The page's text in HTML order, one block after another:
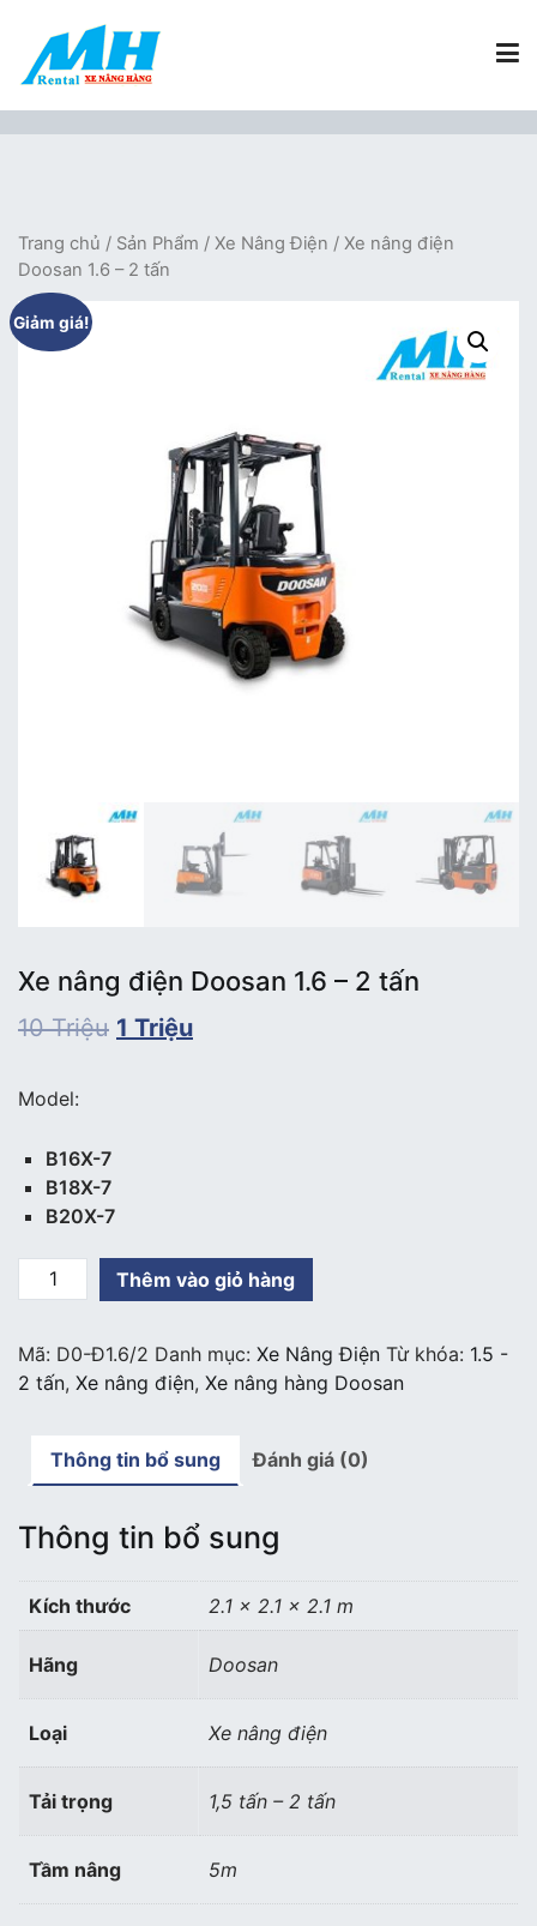
nội
Xe Nâng Hàng MH Rental
Trang chủ / Sản Phẩm / Xe Nâng Điện / Xe nâng điện
Doosan 1.6 – 2 tấn
Giảm giá!
Xe nâng điện Doosan 1.6 – 2 tấn
10Triệu 1 Triệu
Model:
B16X-7
B18X-7
B20X-7
nâng
Doosan
1.6
lượng
Thêm vào giỏ hàng
Mã: D0-Đ1.6/2 Danh mục: Xe Nâng Điện Từ khóa: 1.5 -
2 tấn, Xe nâng điện, Xe nâng hàng Doosan
Thông tin bổ sung Đánh giá (0)
Thông tin bổ sung
Kích thước 2.1 × 2.1 × 2.1 m
Hãng Doosan
Loại Xe nâng điện
Tải trọng 1,5 tấn – 2 tấn
Tầm nâng 5m